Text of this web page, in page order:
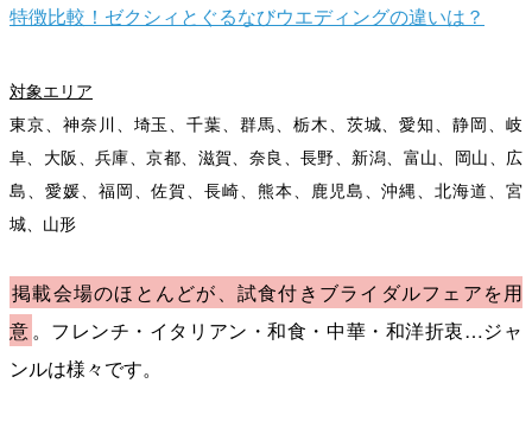
特徴比較！ゼクシィとぐるなびウエディングの違いは？
対象エリア
東京、神奈川、埼玉、千葉、群馬、栃木、茨城、愛知、静岡、岐
阜、大阪、兵庫、京都、滋賀、奈良、長野、新潟、富山、岡山、広
島、愛媛、福岡、佐賀、長崎、熊本、鹿児島、沖縄、北海道、宮
城、山形
掲載会場のほとんどが、試食付きブライダルフェアを用
意。フレンチ・イタリアン・和食・中華・和洋折衷…ジャ
ンルは様々です。